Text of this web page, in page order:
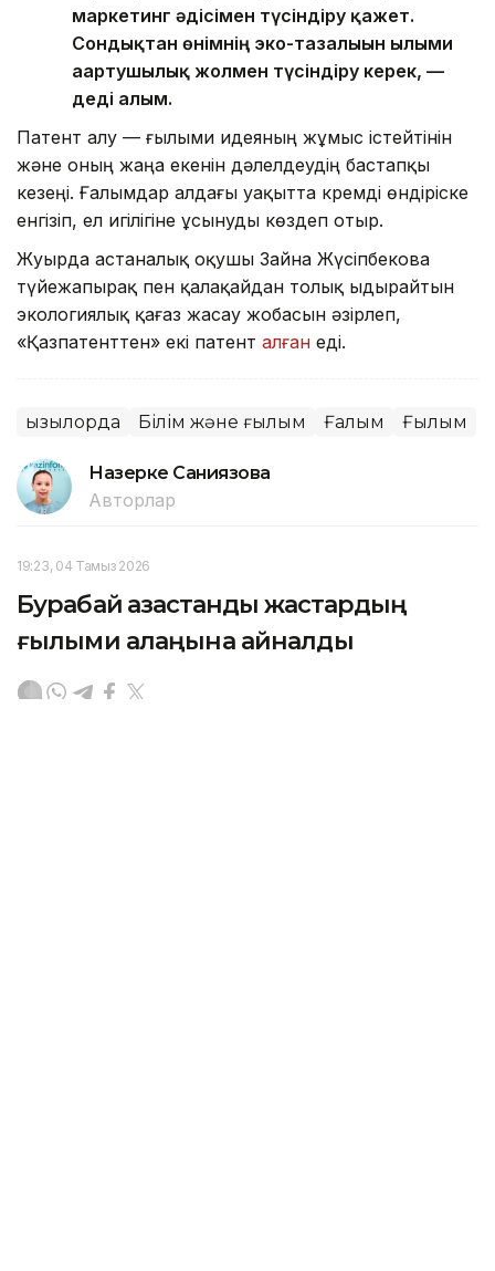
маркетинг әдісімен түсіндіру қажет.
Сондықтан өнімнің эко-тазалығын ғылыми
ағартушылық жолмен түсіндіру керек, —
деді ғалым.
Патент алу — ғылыми идеяның жұмыс істейтінін
және оның жаңа екенін дәлелдеудің бастапқы
кезеңі. Ғалымдар алдағы уақытта кремді өндіріске
енгізіп, ел игілігіне ұсынуды көздеп отыр.
Жуырда астаналық оқушы Зайна Жүсіпбекова
түйежапырақ пен қалақайдан толық ыдырайтын
экологиялық қағаз жасау жобасын әзірлеп,
«Қазпатенттен» екі патент алған еді.
Қызылорда Білім және ғылым Ғалым Ғылым
Назерке Саниязова
Авторлар
19:23, 04 Тамыз 2026
Бурабай қазақстандық жастардың
ғылыми алаңына айналды